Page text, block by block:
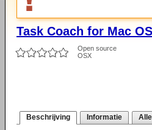
Task Coach for Mac
Open source
OSX
Beschrijving Informatie